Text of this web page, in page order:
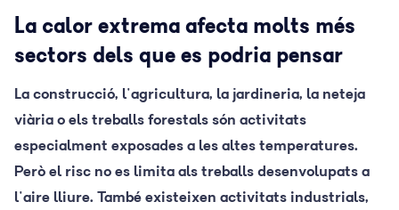
La calor extrema afecta molts més
sectors dels que es podria pensar
La construcció, l'agricultura, la jardineria, la neteja
viària o els treballs forestals són activitats
especialment exposades a les altes temperatures.
Però el risc no es limita als treballs desenvolupats a
l'aire lliure. També existeixen activitats industrials,